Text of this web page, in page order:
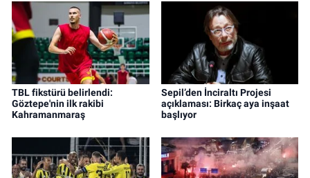
TBL fikstürü belirlendi:
Göztepe'nin ilk rakibi
Kahramanmaraş
Sepil’den İnciraltı Projesi
açıklaması: Birkaç aya inşaat
başlıyor